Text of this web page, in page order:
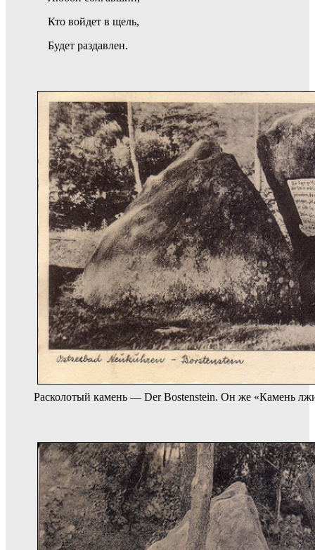
Кто войдет в щель,
Будет раздавлен.
Расколотый камень — Der Bostenstein. Он же «Камень